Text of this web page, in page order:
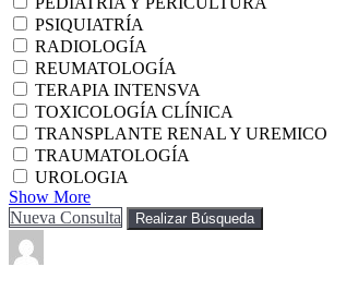
PSIQUIATRÍA
RADIOLOGÍA
REUMATOLOGÍA
TERAPIA INTENSVA
TOXICOLOGÍA CLÍNICA
TRANSPLANTE RENAL Y UREMICO
TRAUMATOLOGÍA
UROLOGIA
Show More
Nueva Consulta
Realizar Búsqueda